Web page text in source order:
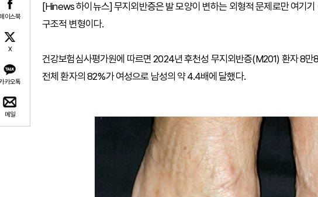
이스북
X
카오톡
메일
[Hinews 하이뉴스] 무지외반증은 발 모양이 변하는 외형적 문제로만 여기
구조적 변형이다.
건강보험심사평가원에 따르면 2024년 후천성 무지외반증(M201) 환자 8
전체 환자의 82%가 여성으로 남성의 약 4.4배에 달했다.